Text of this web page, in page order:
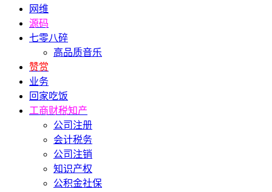
网维
源码
七零八碎
高品质音乐
赞赏
业务
回家吃饭
工商财税知产
公司注册
会计税务
公司注销
知识产权
公积金社保